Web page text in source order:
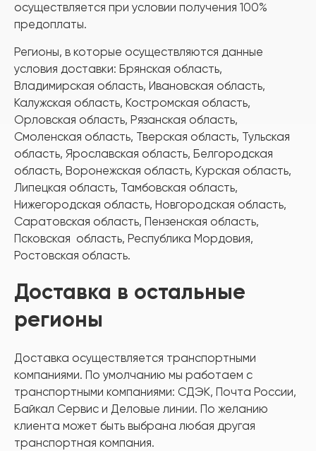
осуществляется при условии получения 100%
предоплаты.
Регионы, в которые осуществляются данные
условия доставки: Брянская область,
Владимирская область, Ивановская область,
Калужская область, Костромская область,
Орловская область, Рязанская область,
Смоленская область, Тверская область, Тульская
область, Ярославская область, Белгородская
область, Воронежская область, Курская область,
Липецкая область, Тамбовская область,
Нижегородская область, Новгородская область,
Саратовская область, Пензенская область,
Псковская область, Республика Мордовия,
Ростовская область.
Доставка в остальные
регионы
Доставка осуществляется транспортными
компаниями. По умолчанию мы работаем с
транспортными компаниями: СДЭК, Почта России,
Байкал Сервис и Деловые линии. По желанию
клиента может быть выбрана любая другая
транспортная компания.